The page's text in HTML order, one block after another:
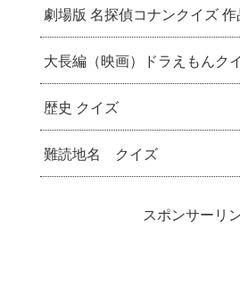
劇場版 名探偵コナンクイズ 作
大長編（映画）ドラえもん
歴史 クイズ
難読地名 クイズ
スポンサーリ